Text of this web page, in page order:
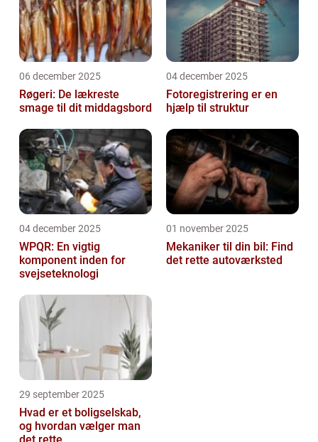
06 december 2025
Røgeri: De lækreste
smage til dit middagsbord
04 december 2025
Fotoregistrering er en
hjælp til struktur
04 december 2025
WPQR: En vigtig
komponent inden for
svejseteknologi
01 november 2025
Mekaniker til din bil: Find
det rette autoværksted
29 september 2025
Hvad er et boligselskab,
og hvordan vælger man